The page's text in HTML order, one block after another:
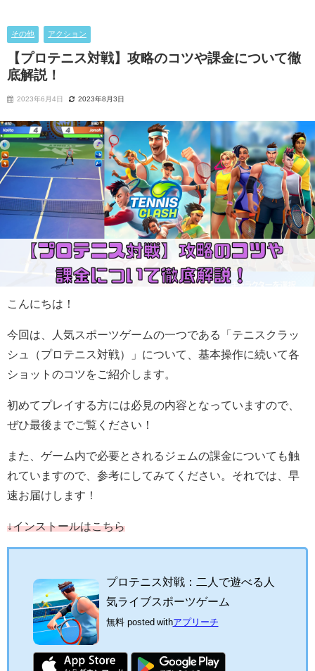
その他 アクション
【プロテニス対戦】攻略のコツや課金について徹
底解説！
2023年6月4日 2023年8月3日
こんにちは！
今回は、人気スポーツゲームの一つである「テニスクラッ
シュ（プロテニス対戦）」について、基本操作に続いて各
ショットのコツをご紹介します。
初めてプレイする方には必見の内容となっていますので、
ぜひ最後までご覧ください！
また、ゲーム内で必要とされるジェムの課金についても触
れていますので、参考にしてみてください。それでは、早
速お届けします！
↓インストールはこちら
プロテニス対戦：二人で遊べる人
気ライブスポーツゲーム
無料 posted withアプリーチ